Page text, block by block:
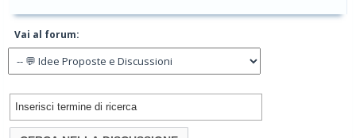
Vai al forum: